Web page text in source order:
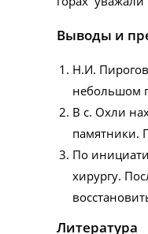
Выводы и
Н.И.
небольшом
В с. Охли
памятники.
По
хирургу.
Литература